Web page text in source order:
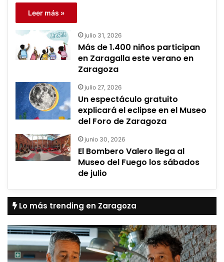
Leer más »
julio 31, 2026
Más de 1.400 niños participan
en Zaragalla este verano en
Zaragoza
julio 27, 2026
Un espectáculo gratuito
explicará el eclipse en el Museo
del Foro de Zaragoza
junio 30, 2026
El Bombero Valero llega al
Museo del Fuego los sábados
de julio
Lo más trending en Zaragoza